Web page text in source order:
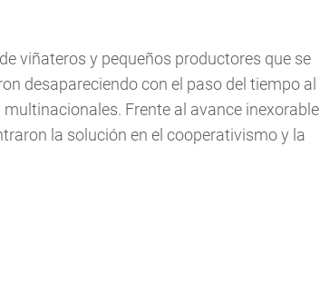
viñateros y pequeños productores que se
desapareciendo con el paso del tiempo al
Frente al avance inexorable
la solución en el cooperativismo y la